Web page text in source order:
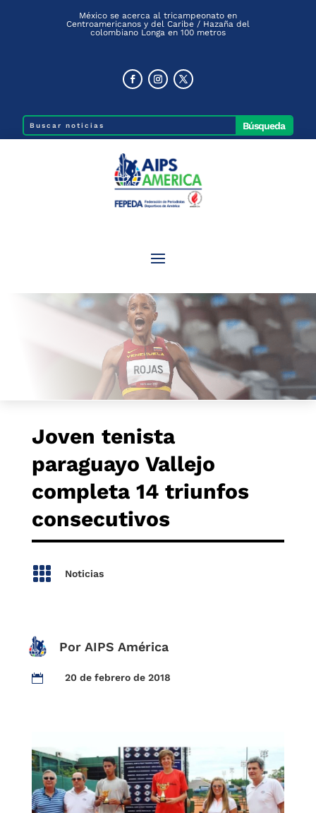
México se acerca al tricampeonato en
Centroamericanos y del Caribe / Hazaña del
colombiano Longa en 100 metros
Joven tenista
paraguayo Vallejo
completa 14 triunfos
consecutivos
 Noticias
Por AIPS América
 20 de febrero de 2018